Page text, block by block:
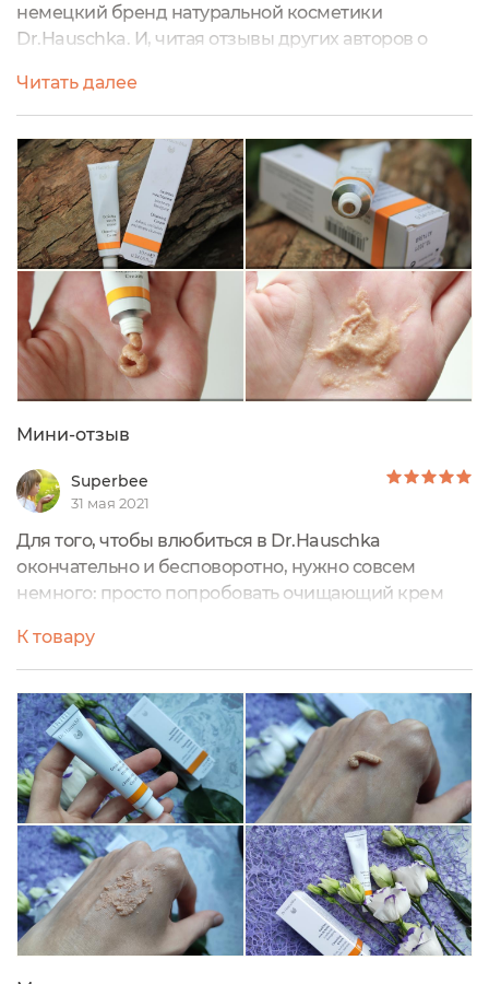
немецкий бренд натуральной косметики
Dr.Hauschka. И, читая отзывы других авторов о
бренд. Зная реакцию своей кожи, решила все же
начать с пробников - все таки и текстуру можно
понять, и аромат.Пробники продукции выбирала
ориентируясь на описание средств на сайте
производителя. Все выбранные миниатюры
идеально...
Читать далее
Мини-отзыв
Superbee
31 мая 2021
Для того, чтобы влюбиться в Dr.Hauschka
окончательно и бесповоротно, нужно совсем
немного: просто попробовать очищающий крем
Это уникальное средство, которое глубоко, но при
этом деликатно очищает кожу не травмируя
гидролипидный барьер, а наоборот, повышая его
защитные функции.
Очищение происходит не за счёт ПАВов (их нет в
составе), а благодаря миндальной муке
мельчайшего помола. У крема вообще очень
богатый состав: и целебные растительные
экстракты, и базовые масла, и лецитин.
Важно правильно его применять:
К товару